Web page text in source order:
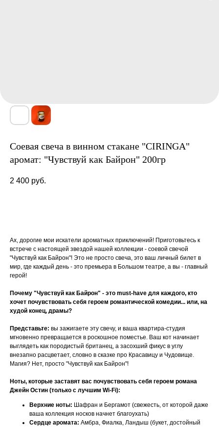
Соевая свеча в винном стакане "CIRINGA"
аромат: "Чувствуй как Байрон" 200гр
2 400 руб.
Ах, дорогие мои искатели ароматных приключений! Приготовьтесь к
встрече с настоящей звездой нашей коллекции - соевой свечой
"Чувствуй как Байрон"! Это не просто свеча, это ваш личный билет в
мир, где каждый день - это премьера в Большом театре, а вы - главный
герой!
Почему "Чувствуй как Байрон" - это must-have для каждого, кто
хочет почувствовать себя героем романтической комедии... или, на
худой конец, драмы?
Представьте: вы зажигаете эту свечу, и ваша квартира-студия
мгновенно превращается в роскошное поместье. Ваш кот начинает
выглядеть как породистый британец, а засохший фикус в углу
внезапно расцветает, словно в сказке про Красавицу и Чудовище.
Магия? Нет, просто "Чувствуй как Байрон"!
Ноты, которые заставят вас почувствовать себя героем романа
Джейн Остин (только с лучшим Wi-Fi):
Верхние ноты: Шафран и Бергамот (свежесть, от которой даже
ваша коллекция носков начнет благоухать)
Сердце аромата: Амбра, Фиалка, Ландыш (букет, достойный